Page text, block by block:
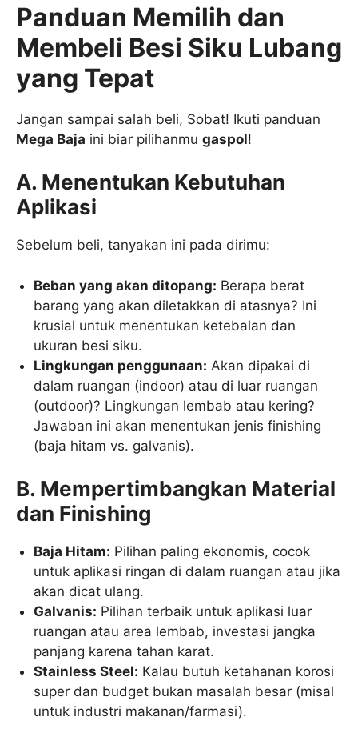
Panduan Memilih dan
Membeli Besi Siku Lubang
yang Tepat
Jangan sampai salah beli, Sobat! Ikuti panduan
Mega Baja ini biar pilihanmu gaspol!
A. Menentukan Kebutuhan
Aplikasi
Sebelum beli, tanyakan ini pada dirimu:
Beban yang akan ditopang: Berapa berat
barang yang akan diletakkan di atasnya? Ini
krusial untuk menentukan ketebalan dan
ukuran besi siku.
Lingkungan penggunaan: Akan dipakai di
dalam ruangan (indoor) atau di luar ruangan
(outdoor)? Lingkungan lembab atau kering?
Jawaban ini akan menentukan jenis finishing
(baja hitam vs. galvanis).
B. Mempertimbangkan Material
dan Finishing
Baja Hitam: Pilihan paling ekonomis, cocok
untuk aplikasi ringan di dalam ruangan atau jika
akan dicat ulang.
Galvanis: Pilihan terbaik untuk aplikasi luar
ruangan atau area lembab, investasi jangka
panjang karena tahan karat.
Stainless Steel: Kalau butuh ketahanan korosi
super dan budget bukan masalah besar (misal
untuk industri makanan/farmasi).